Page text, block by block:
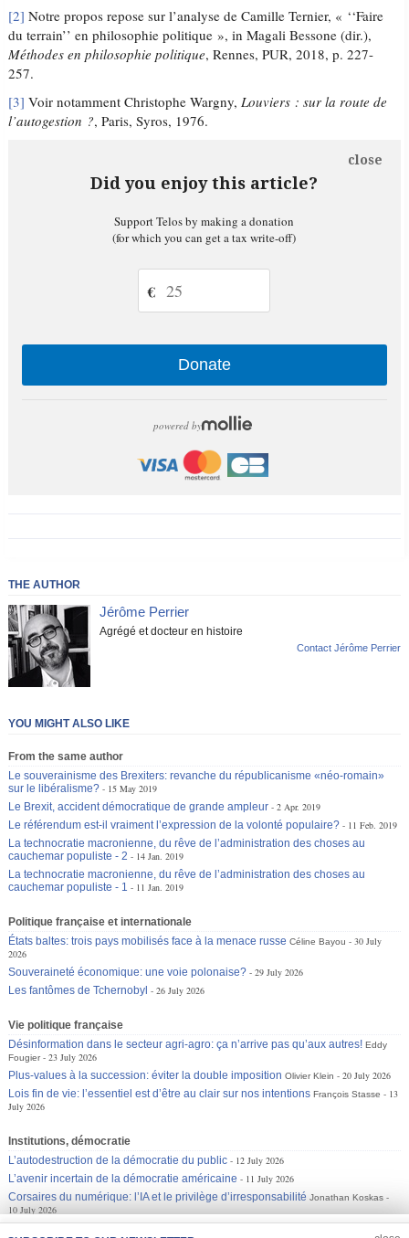
[2] Notre propos repose sur l’analyse de Camille Ternier, « ‘‘Faire
du terrain’’ en philosophie politique », in Magali Bessone (dir.),
Méthodes en philosophie politique, Rennes, PUR, 2018, p. 227-
257.
[3] Voir notamment Christophe Wargny,Louviers : sur la route de
l’autogestion ?, Paris, Syros, 1976.
Did you enjoy this article?
close
Support Telos by making a donation
(for which you can get a tax write-off)
€
Donate
powered by
THE AUTHOR
Jérôme Perrier
Agrégé et docteur en histoire
Contact Jérôme Perrier
YOU MIGHT ALSO LIKE
From the same author
Le souverainisme des Brexiters: revanche du républicanisme «néo-romain»
sur le libéralisme?
15 May 2019
Le Brexit, accident démocratique de grande ampleur
2 Apr. 2019
Le référendum est-il vraiment l’expression de la volonté populaire?
11 Feb. 2019
La technocratie macronienne, du rêve de l’administration des choses au
cauchemar populiste - 2
14 Jan. 2019
La technocratie macronienne, du rêve de l’administration des choses au
cauchemar populiste - 1
11 Jan. 2019
Politique française et internationale
États baltes: trois pays mobilisés face à la menace russe Céline Bayou
30 July
2026
Souveraineté économique: une voie polonaise?
29 July 2026
Les fantômes de Tchernobyl
26 July 2026
Vie politique française
Désinformation dans le secteur agri-agro: ça n’arrive pas qu’aux autres! Eddy
Fougier
23 July 2026
Plus-values à la succession: éviter la double imposition Olivier Klein
20 July 2026
Lois fin de vie: l’essentiel est d’être au clair sur nos intentions François Stasse
13
July 2026
Institutions, démocratie
L’autodestruction de la démocratie du public
12 July 2026
L’avenir incertain de la démocratie américaine
11 July 2026
Corsaires du numérique: l’IA et le privilège d’irresponsabilité Jonathan Koskas
10 July 2026